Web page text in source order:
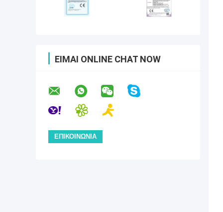
ΕΊΜΑΙ ONLINE CHAT NOW